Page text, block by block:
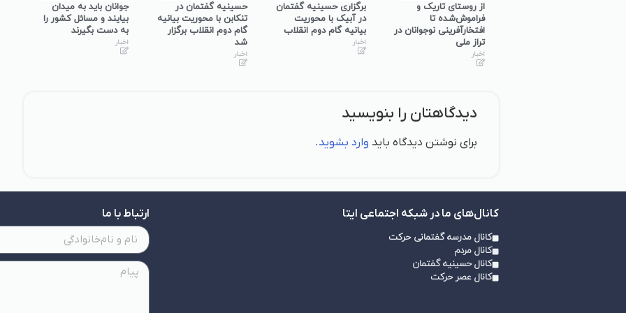
از روستای تاریک و
فراموش‌شده تا
افتخارآفرینی نوجوانان در
تراز ملی
اخبار
برگزاری حسینیه گفتمان
در آبیک با محوریت
بیانیه گام دوم انقلاب
اخبار
حسینیه گفتمان در
تنکابن با محوریت بیانیه
گام دوم انقلاب برگزار
شد
اخبار
جوانان باید به میدان
بیایند و مسائل کشور را
به دست بگیرند
اخبار
دیدگاهتان را بنویسید
برای نوشتن دیدگاه باید وارد بشوید.
ارتباط با ما کانال‌های ما در شبکه اجتماعی ایتا
کانال مدرسه گفتمانی حرکت
کانال مردم
کانال حسینیه گفتمان
کانال عصر حرکت